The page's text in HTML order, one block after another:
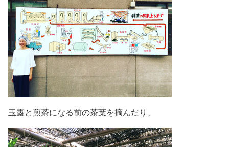
玉露と煎茶になる前の茶葉を摘んだり、